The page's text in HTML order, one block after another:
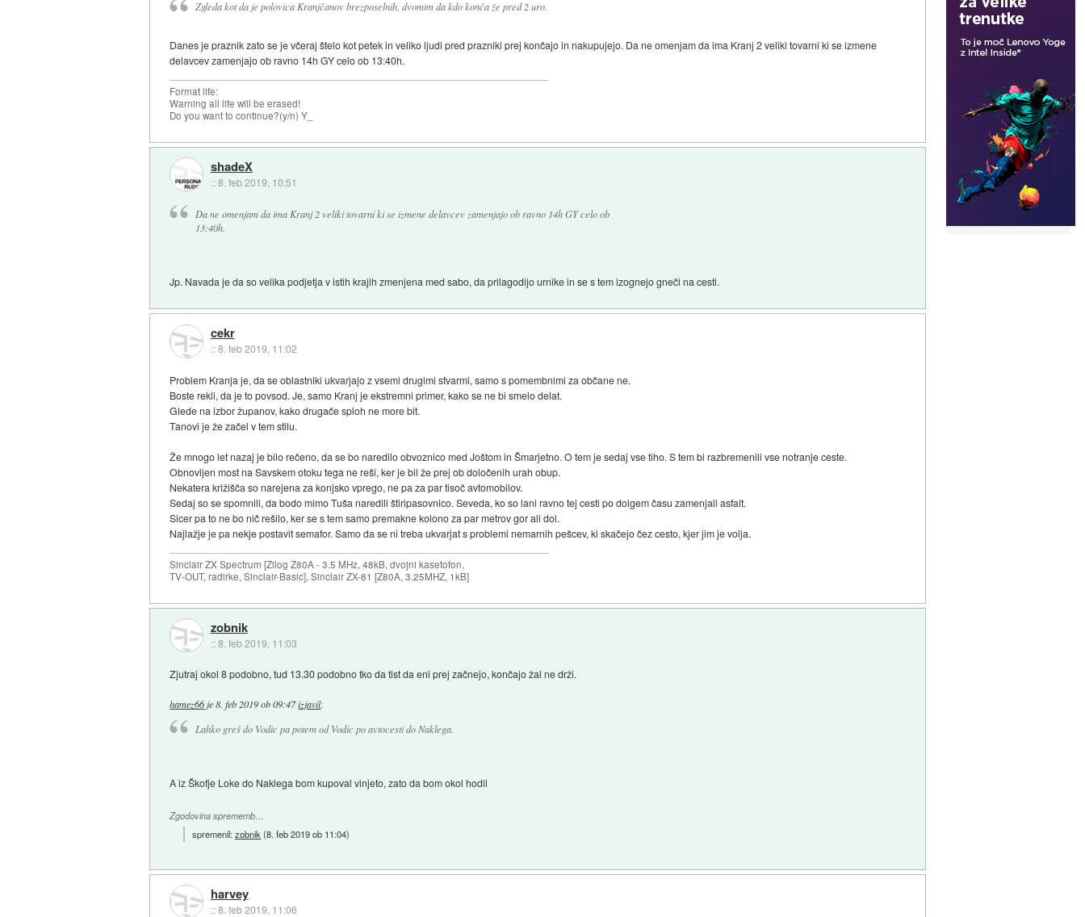
Zgleda kot da je polovica Kranjčanov brezposelnih, dvomim da kdo konča že pred 2 uro.
Danes je praznik zato se je včeraj štelo kot petek in veliko ljudi pred prazniki prej končajo in nakupujejo. Da ne omenjam da ima Kranj 2 veliki tovarni ki se izmene
delavcev zamenjajo ob ravno 14h GY celo ob 13:40h.
Format life:
Warning all life will be erased!
Do you want to continue?(y/n) Y_
shadeX
::8. feb 2019, 10:51
Da ne omenjam da ima Kranj 2 veliki tovarni ki se izmene delavcev zamenjajo ob ravno 14h GY celo ob
13:40h.
Jp. Navada je da so velika podjetja v istih krajih zmenjena med sabo, da prilagodijo urnike in se s tem izognejo gneči na cesti.
cekr
::8. feb 2019, 11:02
Problem Kranja je, da se oblastniki ukvarjajo z vsemi drugimi stvarmi, samo s pomembnimi za občane ne.
Boste rekli, da je to povsod. Je, samo Kranj je ekstremni primer, kako se ne bi smelo delat.
Glede na izbor županov, kako drugače sploh ne more bit.
Tanovi je že začel v tem stilu.
Že mnogo let nazaj je bilo rečeno, da se bo naredilo obvoznico med Joštom in Šmarjetno. O tem je sedaj vse tiho. S tem bi razbremenili vse notranje ceste.
Obnovljen most na Savskem otoku tega ne reši, ker je bil že prej ob določenih urah obup.
Nekatera križišča so narejena za konjsko vprego, ne pa za par tisoč avtomobilov.
Sedaj so se spomnili, da bodo mimo Tuša naredili štiripasovnico. Seveda, ko so lani ravno tej cesti po dolgem času zamenjali asfalt.
Sicer pa to ne bo nič rešilo, ker se s tem samo premakne kolono za par metrov gor ali dol.
Najlažje je pa nekje postavit semafor. Samo da se ni treba ukvarjat s problemi nemarnih pešcev, ki skačejo čez cesto, kjer jim je volja.
Sinclair ZX Spectrum [Zilog Z80A - 3.5 MHz, 48kB, dvojni kasetofon,
TV-OUT, radirke, Sinclair-Basic], Sinclair ZX-81 [Z80A, 3.25MHZ, 1kB]
zobnik
::8. feb 2019, 11:03
Zjutraj okol 8 podobno, tud 13.30 podobno tko da tist da eni prej začnejo, končajo žal ne drži.
hamez66je8. feb 2019 ob 09:47izjavil:
Lahko greš do Vodic pa potem od Vodic po avtocesti do Naklega.
A iz Škofje Loke do Naklega bom kupoval vinjeto, zato da bom okol hodil
Zgodovina sprememb…
spremenil:zobnik(8. feb 2019 ob 11:04)
harvey
::8. feb 2019, 11:06